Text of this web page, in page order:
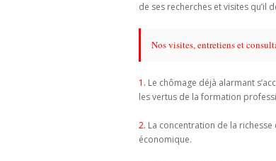
de ses recherches et visites qu’il
Nos visites, entretiens et
1. Le chômage déjà alarmant
les vertus de la formation
2. La concentration de la
économique.